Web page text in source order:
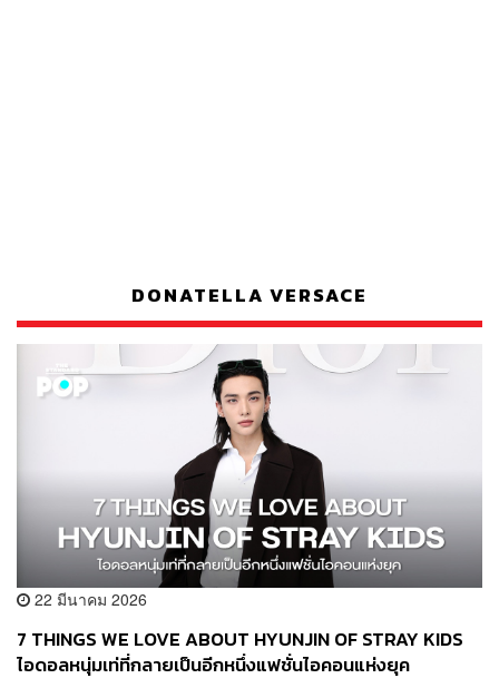
DONATELLA VERSACE
22 มีนาคม 2026
7 THINGS WE LOVE ABOUT HYUNJIN OF STRAY KIDS
ไอดอลหนุ่มเท่ที่กลายเป็นอีกหนึ่งแฟชั่นไอคอนแห่งยุค